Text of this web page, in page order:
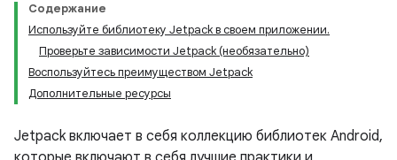
Содержание
Используйте библиотеку Jetpack в своем приложении.
Проверьте зависимости Jetpack (необязательно)
Воспользуйтесь преимуществом Jetpack
Дополнительные ресурсы
Jetpack включает в себя коллекцию библиотек Android,